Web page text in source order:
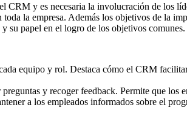
CRM y es necesaria la involucración de los
la empresa. Además los objetivos de la
su papel en el logro de los objetivos comunes.
equipo y rol. Destaca cómo el CRM
y recoger feedback. Permite que los
a los empleados informados sobre el